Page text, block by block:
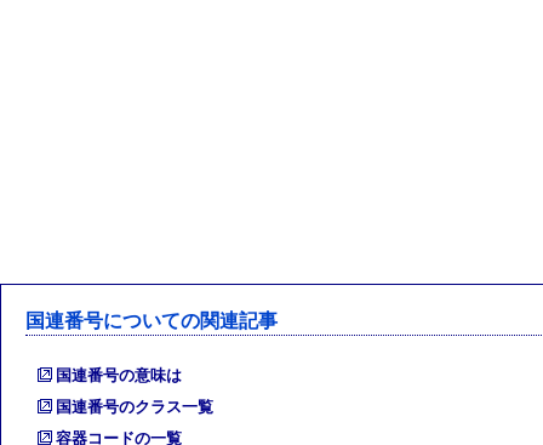
国連番号についての関連記事
国連番号の意味は
国連番号のクラス一覧
容器コードの一覧